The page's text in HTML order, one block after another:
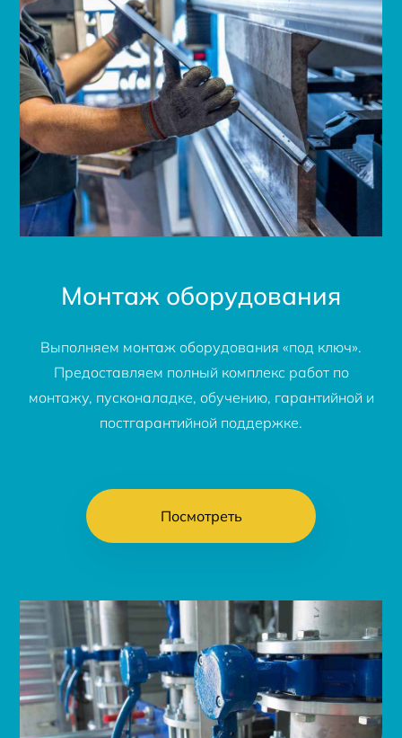
Монтаж оборудования
Выполняем монтаж оборудования «под ключ».
Предоставляем полный комплекс работ по
монтажу, пусконаладке, обучению, гарантийной и
постгарантийной поддержке.
Посмотреть